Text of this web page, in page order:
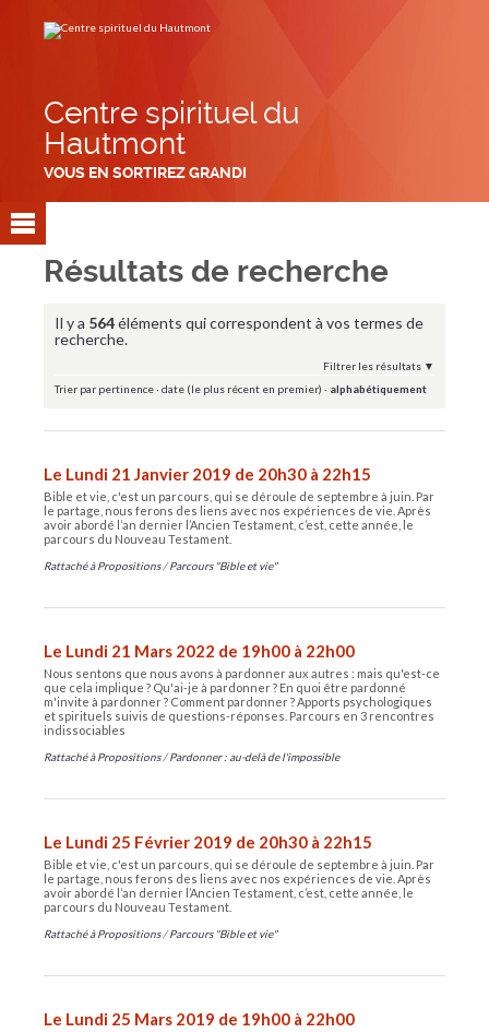
contenu.
Centre spirituel du
Hautmont
VOUS EN SORTIREZ GRANDI
Résultats de recherche
Il y a 564éléments qui correspondent à vos termes de
recherche.
Filtrer les résultats
Trier par pertinence· date (le plus récent en premier) · alphabétiquement
Le Lundi 21 Janvier 2019 de 20h30 à 22h15
Bible et vie, c'est un parcours, qui se déroule de septembre à juin. Par
le partage, nous ferons des liens avec nos expériences de vie. Après
avoir abordé l’an dernier l’Ancien Testament, c’est, cette année, le
parcours du Nouveau Testament.
Rattaché à Propositions /Parcours "Bible et vie"
Le Lundi 21 Mars 2022 de 19h00 à 22h00
Nous sentons que nous avons à pardonner aux autres : mais qu'est-ce
que cela implique ? Qu'ai-je à pardonner ? En quoi être pardonné
m'invite à pardonner ? Comment pardonner ? Apports psychologiques
et spirituels suivis de questions-réponses. Parcours en 3 rencontres
indissociables
Rattaché à Propositions /Pardonner : au-delà de l'impossible
Le Lundi 25 Février 2019 de 20h30 à 22h15
Bible et vie, c'est un parcours, qui se déroule de septembre à juin. Par
le partage, nous ferons des liens avec nos expériences de vie. Après
avoir abordé l’an dernier l’Ancien Testament, c’est, cette année, le
parcours du Nouveau Testament.
Rattaché à Propositions /Parcours "Bible et vie"
Le Lundi 25 Mars 2019 de 19h00 à 22h00